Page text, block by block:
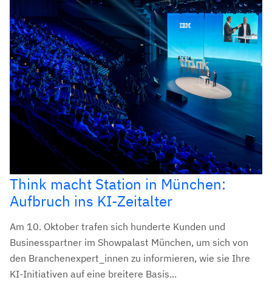
Think macht Station in München:
Aufbruch ins KI-Zeitalter
Am 10. Oktober trafen sich hunderte Kunden und
Businesspartner im Showpalast München, um sich von
den Branchenexpert_innen zu informieren, wie sie Ihre
KI-Initiativen auf eine breitere Basis...